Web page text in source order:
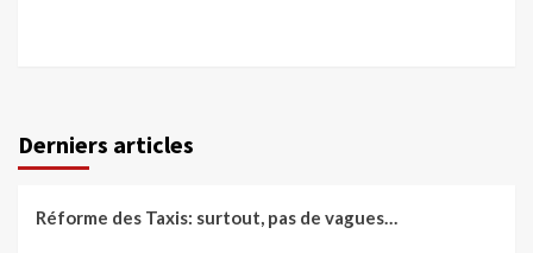
Derniers articles
Réforme des Taxis: surtout, pas de vagues…